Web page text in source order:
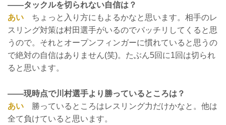
——タックルを切られない自信は？
あい ちょっと入り方にもよるかなと思います。相手のレ
スリング対策は村田選手がいるのでバッチリしてくると思
うので。それとオープンフィンガーに慣れていると思うの
で絶対の自信はありません(笑)。たぶん5回に1回は切られ
ると思います。
——現時点で川村選手より勝っているところは？
あい 勝っているところはレスリング力だけかなと。他は
全て負けていると思います。